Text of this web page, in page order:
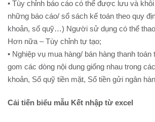
• Tùy chỉnh báo cáo có thể được lưu và
những báo cáo/ sổ sách kế toán theo quy
khoản, sổ quỹ…) Người sử dụng có thể
Hơn nữa – Tùy chỉnh tự tạo;
• Nghiệp vụ mua hàng/ bán hàng thanh
gom các dòng nội dung giống nhau trong
khoản, Sổ quỹ tiền mặt, Sổ tiền gửi ngân
Cải tiến biểu mẫu Kết nhập từ excel